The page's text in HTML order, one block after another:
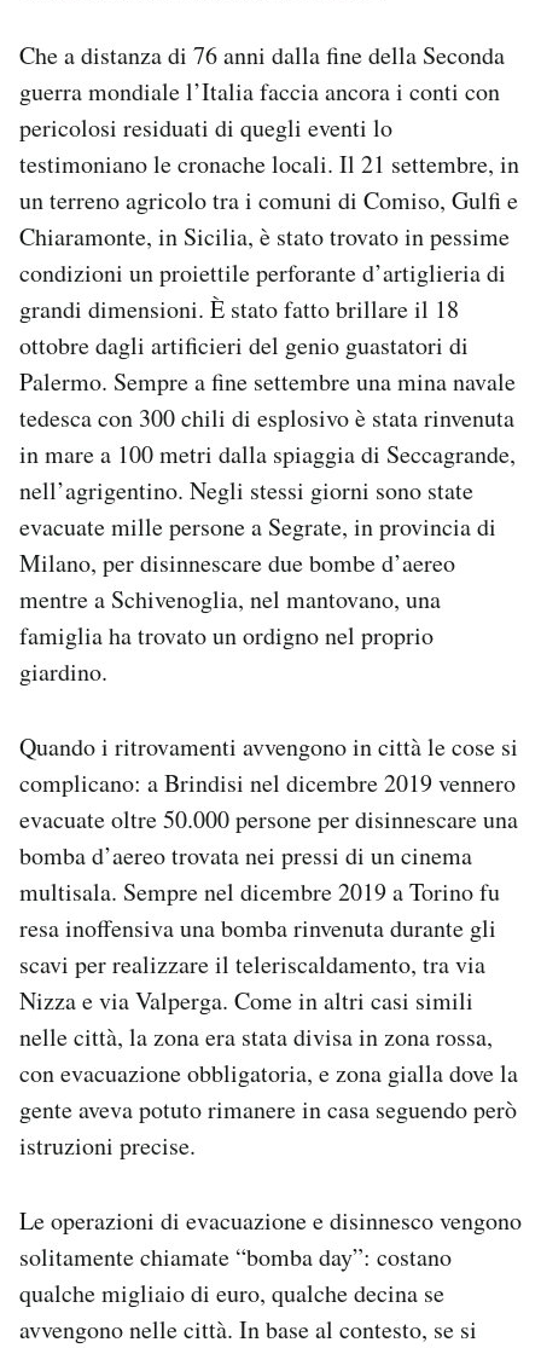
Che a distanza di 76 anni dalla fine della Seconda
guerra mondiale l’Italia faccia ancora i conti con
pericolosi residuati di quegli eventi lo
testimoniano le cronache locali. Il 21 settembre, in
un terreno agricolo tra i comuni di Comiso, Gulfi e
Chiaramonte, in Sicilia, è stato trovato in pessime
condizioni un proiettile perforante d’artiglieria di
grandi dimensioni. È stato fatto brillare il 18
ottobre dagli artificieri del genio guastatori di
Palermo. Sempre a fine settembre una mina navale
tedesca con 300 chili di esplosivo è stata rinvenuta
in mare a 100 metri dalla spiaggia di Seccagrande,
nell’agrigentino. Negli stessi giorni sono state
evacuate mille persone a Segrate, in provincia di
Milano, per disinnescare due bombe d’aereo
mentre a Schivenoglia, nel mantovano, una
famiglia ha trovato un ordigno nel proprio
giardino.
Quando i ritrovamenti avvengono in città le cose si
complicano: a Brindisi nel dicembre 2019 vennero
evacuate oltre 50.000 persone per disinnescare una
bomba d’aereo trovata nei pressi di un cinema
multisala. Sempre nel dicembre 2019 a Torino fu
resa inoffensiva una bomba rinvenuta durante gli
scavi per realizzare il teleriscaldamento, tra via
Nizza e via Valperga. Come in altri casi simili
nelle città, la zona era stata divisa in zona rossa,
con evacuazione obbligatoria, e zona gialla dove la
gente aveva potuto rimanere in casa seguendo però
istruzioni precise.
Le operazioni di evacuazione e disinnesco vengono
solitamente chiamate “bomba day”: costano
qualche migliaio di euro, qualche decina se
avvengono nelle città. In base al contesto, se si